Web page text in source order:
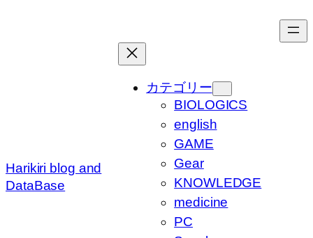
Harikiri blog and
DataBase
カテゴリー
BIOLOGICS
english
GAME
Gear
KNOWLEDGE
medicine
PC